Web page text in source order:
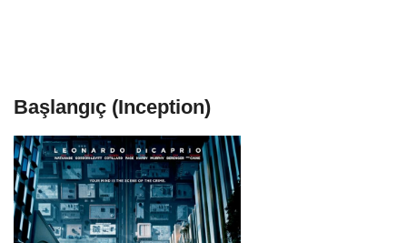
Başlangıç (Inception)